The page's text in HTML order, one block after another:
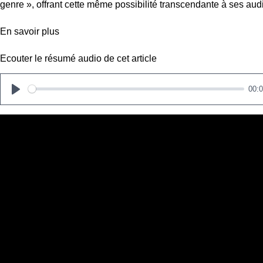
genre », offrant cette même possibilité transcendante à ses
En savoir plus
Ecouter le résumé audio de cet article
P